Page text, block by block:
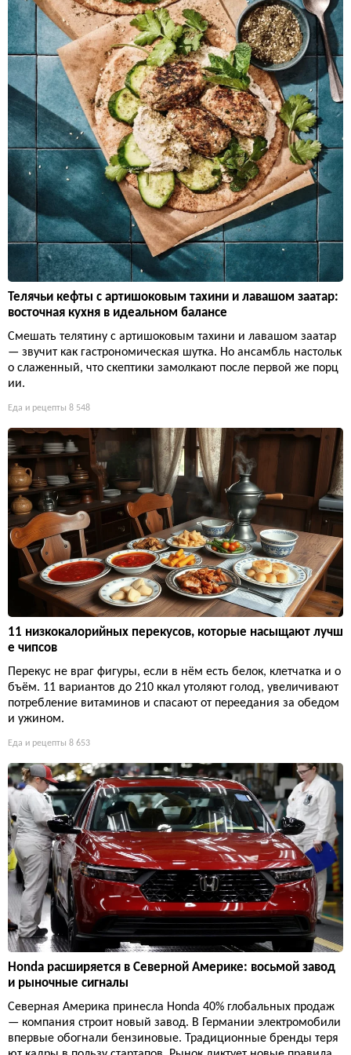
Телячьи кефты с артишоковым тахини и лавашом заатар:
восточная кухня в идеальном балансе
Смешать телятину с артишоковым тахини и лавашом заатар
— звучит как гастрономическая шутка. Но ансамбль настольк
о слаженный, что скептики замолкают после первой же порц
ии.
Еда и рецепты 8 548
11 низкокалорийных перекусов, которые насыщают лучш
е чипсов
Перекус не враг фигуры, если в нём есть белок, клетчатка и о
бъём. 11 вариантов до 210 ккал утоляют голод, увеличивают
потребление витаминов и спасают от переедания за обедом
и ужином.
Еда и рецепты 8 653
Honda расширяется в Северной Америке: восьмой завод
и рыночные сигналы
Северная Америка принесла Honda 40% глобальных продаж
— компания строит новый завод. В Германии электромобили
впервые обогнали бензиновые. Традиционные бренды теря